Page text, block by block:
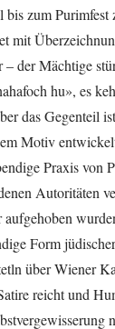
bis zum
mit
– der Mächtige
hu», es
das Gegenteil
Motiv
Praxis von
Autoritäten
aufgehoben
Form
über Wiener
reicht und